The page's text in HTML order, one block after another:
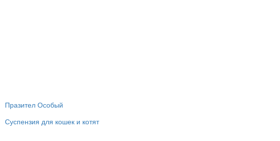
Празител Особый
Суспензия для кошек и котят